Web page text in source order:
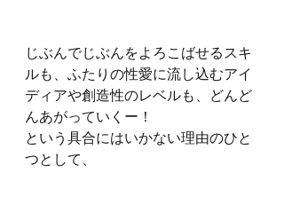
じぶんでじぶんをよろこばせるスキ
ルも、ふたりの性愛に流し込むアイ
ディアや創造性のレベルも、どんど
んあがっていくー！
という具合にはいかない理由のひと
つとして、